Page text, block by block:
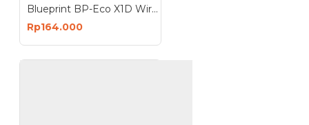
Blueprint BP-Eco X1D Wired Laser Sensor 1D Barcode Scanner 1D USB Auto Sensing
Rp164.000